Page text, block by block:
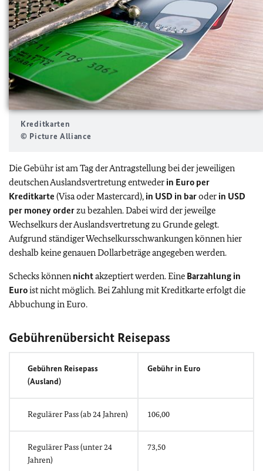
Kreditkarten
© Picture Alliance
Die Gebühr ist am Tag der Antragstellung bei der jeweiligen
deutschen Auslandsvertretung entweder in Euro per
Kreditkarte (Visa oder Mastercard), in USD in baroder in USD
per money orderzu bezahlen. Dabei wird der jeweilge
Wechselkurs der Auslandsvertretung zu Grunde gelegt.
Aufgrund ständiger Wechselkursschwankungen können hier
deshalb keine genauen Dollarbeträge angegeben werden.
Schecks können nichtakzeptiert werden. Eine Barzahlung in
Euroist nicht möglich. Bei Zahlung mit Kreditkarte erfolgt die
Abbuchung in Euro.
Gebührenübersicht Reisepass
Gebühren Reisepass
(Ausland)
Gebühr in Euro
Regulärer Pass (ab 24 Jahren) 106,00
Regulärer Pass (unter 24
Jahren)
73,50